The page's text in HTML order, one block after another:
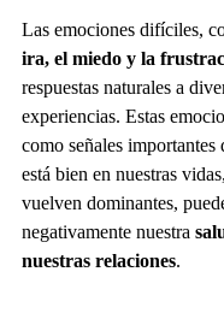
Las emociones difíciles,
ira, el miedo y la
respuestas naturales a
experiencias. Estas
como señales importantes
está bien en nuestras
vuelven dominantes,
negativamente nuestra
nuestras relaciones.